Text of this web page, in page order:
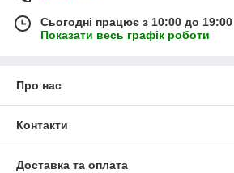
Сьогодні працює з 10:00 до 19:00
Показати весь графік роботи
Про нас
Контакти
Доставка та оплата